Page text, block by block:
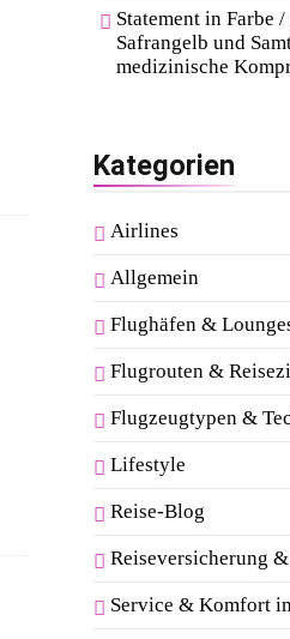
Statement in Farbe
Safrangelb und
medizinische
Kategorien
Airlines
Allgemein
Flughäfen &
Flugrouten &
Flugzeugtypen &
Lifestyle
Reise-Blog
Reiseversicherung
Service & Komfort